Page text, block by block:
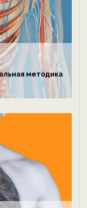
методика